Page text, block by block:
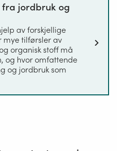
jordbruk og
av forskjellige
mye tilførsler av
organisk stoff må
og hvor omfattende
og jordbruk som